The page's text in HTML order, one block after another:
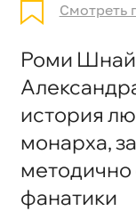
Смотреть
Роми
история
монарха,
методично
фанатики